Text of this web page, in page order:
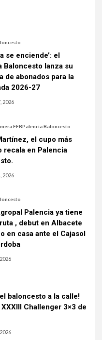
se enciende’: el
Baloncesto lanza su
de abonados para la
2026-27
2026
FEBPalencia Baloncesto
el cupo más
recala en Palencia
2026
Palencia ya tiene
, debut en Albacete
en casa ante el Cajasol
el baloncesto a la calle!
Challenger 3×3 de